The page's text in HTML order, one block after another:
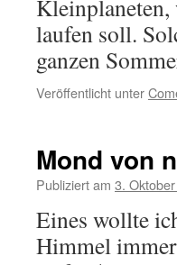
Kleinplaneten,
laufen soll.
ganzen
Veröffentlicht unter
Mond von
Publiziert am 3.
Eines wollte
Himmel